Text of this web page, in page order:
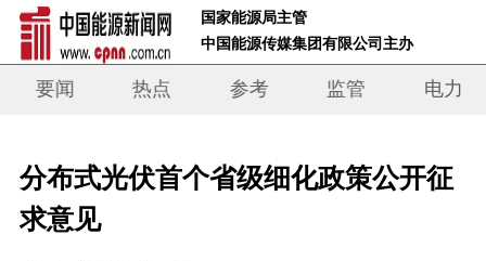
国家能源局主管
中国能源传媒集团有限公司主办
要闻 热点 参考 监管 电力
分布式光伏首个省级细化政策公开征
求意见